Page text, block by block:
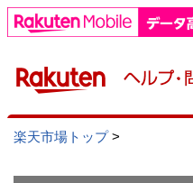
楽天市場トップ>